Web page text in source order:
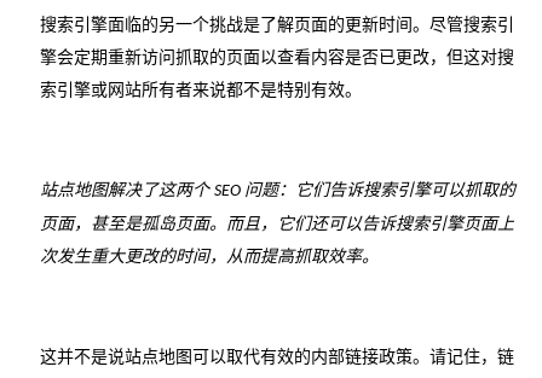
搜索引擎面临的另一个挑战是了解页面的更新时间。尽管搜索引
擎会定期重新访问抓取的页面以查看内容是否已更改，但这对搜
索引擎或网站所有者来说都不是特别有效。
站点地图解决了这两个 SEO 问题：它们告诉搜索引擎可以抓取的
页面，甚至是孤岛页面。而且，它们还可以告诉搜索引擎页面上
次发生重大更改的时间，从而提高抓取效率。
这并不是说站点地图可以取代有效的内部链接政策。请记住，链